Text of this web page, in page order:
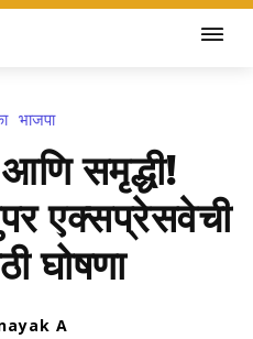
भाजपा
आणि समृद्धी!
एक्सप्रेसवेची
घोषणा
A